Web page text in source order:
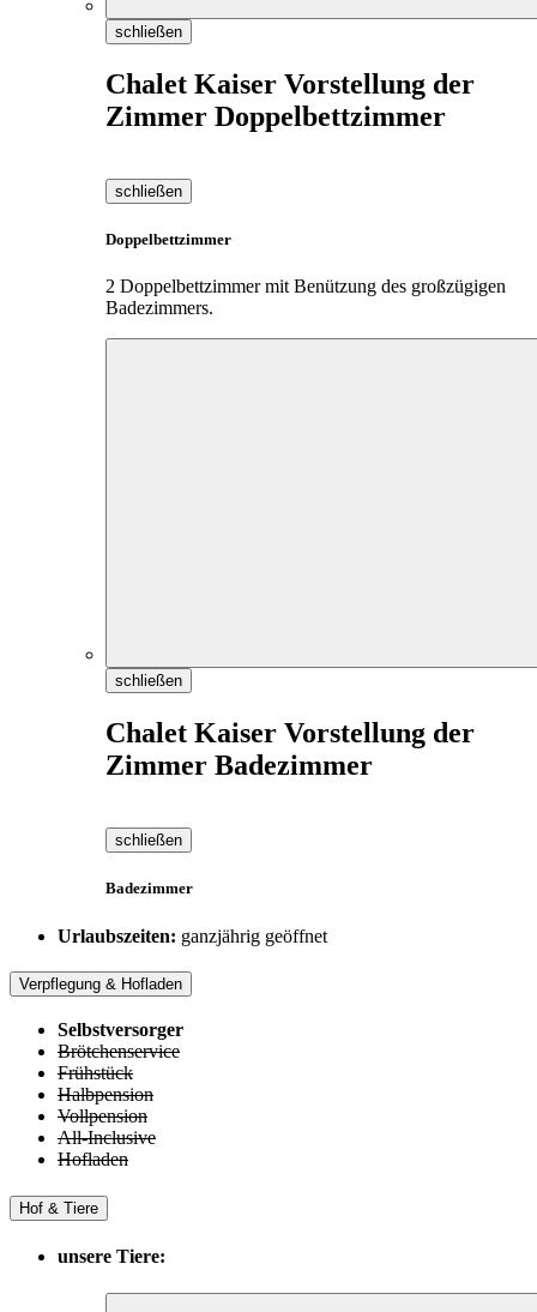
schließen
Chalet Kaiser Vorstellung der
Zimmer Doppelbettzimmer
schließen
Doppelbettzimmer
2 Doppelbettzimmer mit Benützung des großzügigen
Badezimmers.
schließen
Chalet Kaiser Vorstellung der
Zimmer Badezimmer
schließen
Badezimmer
Urlaubszeiten: ganzjährig geöffnet
Verpflegung & Hofladen
Selbstversorger
Brötchenservice
Frühstück
Halbpension
Vollpension
All-Inclusive
Hofladen
Hof & Tiere
unsere Tiere: